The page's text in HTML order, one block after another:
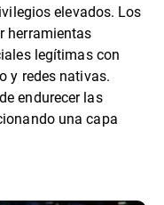
elevados. Los
herramientas
legítimas con
y redes nativas.
endurecer las
una capa